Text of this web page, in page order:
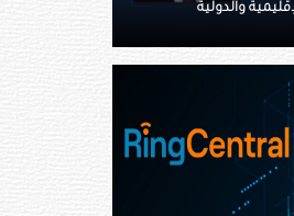
سعود بن عبدالعزيز آل سعود